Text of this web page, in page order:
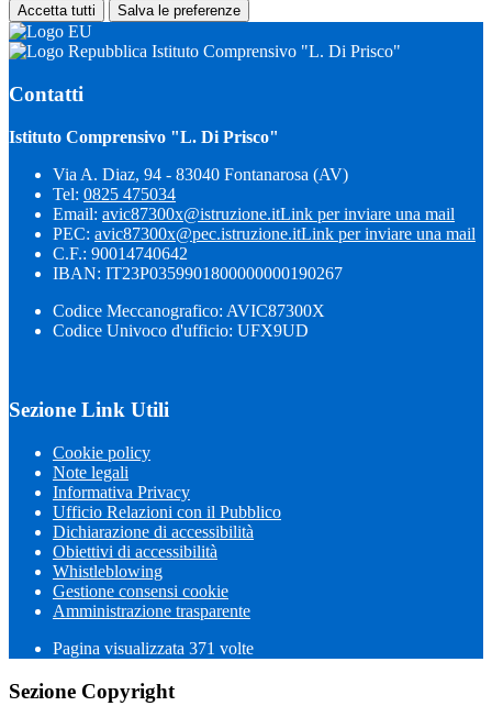
Accetta tutti Salva le preferenze
Istituto Comprensivo "L. Di Prisco"
Contatti
Istituto Comprensivo "L. Di Prisco"
Via A. Diaz, 94 - 83040 Fontanarosa (AV)
Tel: 0825 475034
Email: avic87300x@istruzione.itLink per inviare una mail
PEC: avic87300x@pec.istruzione.itLink per inviare una mail
C.F.: 90014740642
IBAN: IT23P0359901800000000190267
Codice Meccanografico: AVIC87300X
Codice Univoco d'ufficio: UFX9UD
Sezione Link Utili
Cookie policy
Note legali
Informativa Privacy
Ufficio Relazioni con il Pubblico
Dichiarazione di accessibilità
Obiettivi di accessibilità
Whistleblowing
Gestione consensi cookie
Amministrazione trasparente
Pagina visualizzata 371 volte
Sezione Copyright